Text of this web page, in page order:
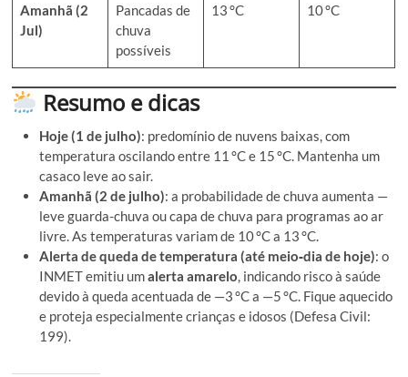
Amanhã (2
Jul)
Pancadas de
chuva
possíveis
13 °C 10 °C
Resumo e dicas
Hoje (1 de julho): predomínio de nuvens baixas, com
temperatura oscilando entre 11 °C e 15 °C. Mantenha um
casaco leve ao sair.
Amanhã (2 de julho): a probabilidade de chuva aumenta —
leve guarda-chuva ou capa de chuva para programas ao ar
livre. As temperaturas variam de 10 °C a 13 °C.
Alerta de queda de temperatura (até meio‑dia de hoje): o
INMET emitiu umalerta amarelo, indicando risco à saúde
devido à queda acentuada de —3 °C a —5 °C. Fique aquecido
e proteja especialmente crianças e idosos (Defesa Civil:
199).